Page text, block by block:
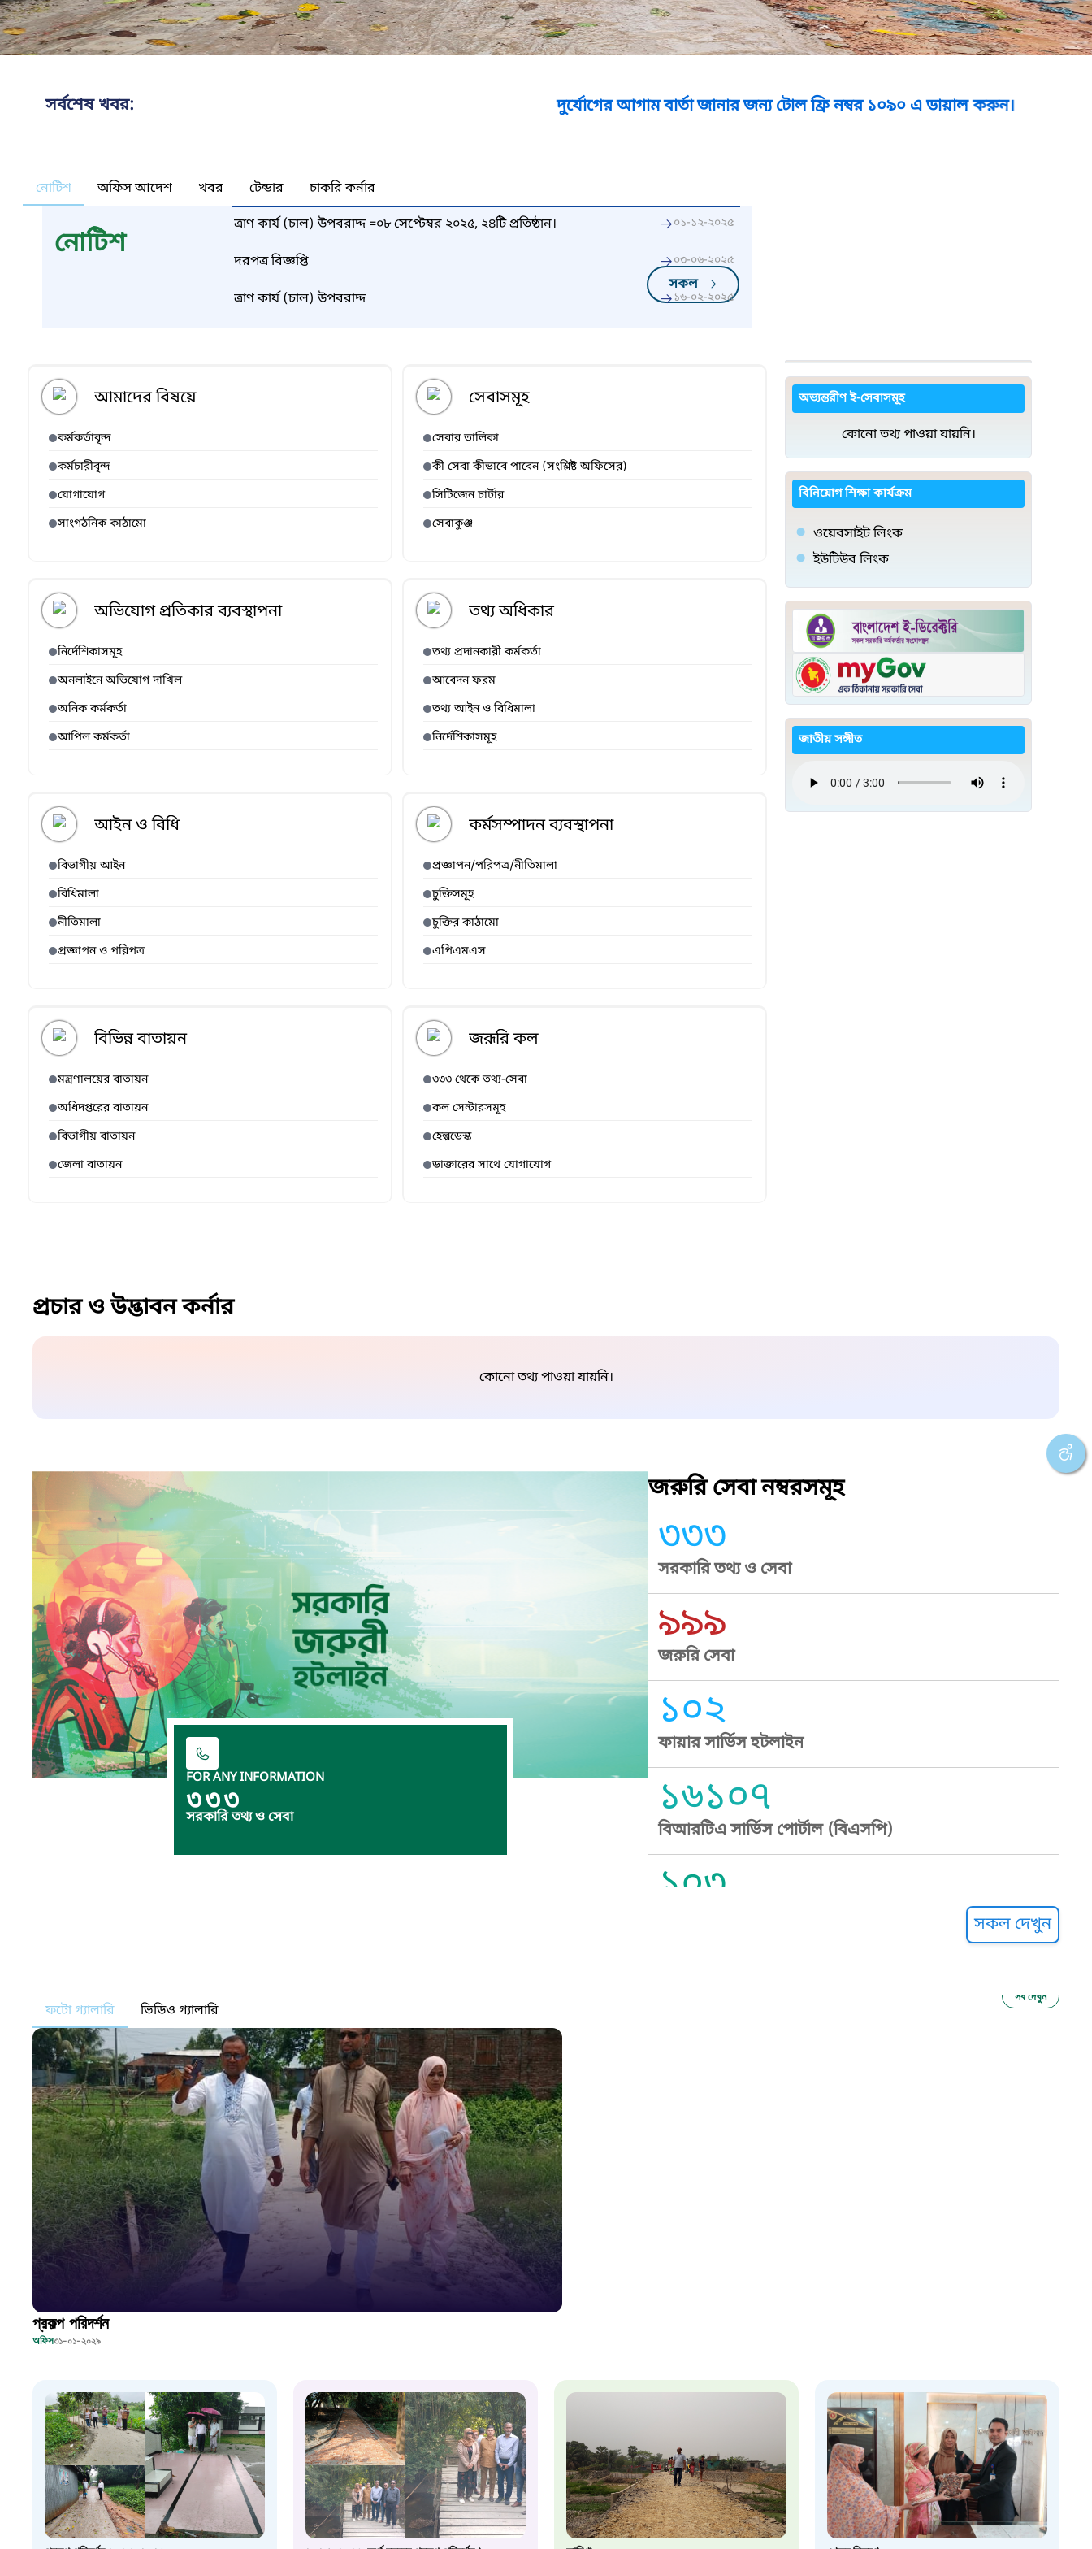
সর্বশেষ খবর: দুর্যোগের আগাম বার্তা জানার জন্য টোল ফ্রি নম্বর ১০৯০ এ ডায়াল করুন।
নোটিশ অফিস আদেশ খবর টেন্ডার চাকরি কর্নার
নোটিশ
সকল
ত্রাণ কার্য (চাল) উপবরাদ্দ =০৮ সেপ্টেম্বর ২০২৫, ২৪টি প্রতিষ্ঠান। ০১-১২-২০২৫
দরপত্র বিজ্ঞপ্তি ০৩-০৬-২০২৫
ত্রাণ কার্য (চাল) উপবরাদ্দ ১৬-০২-২০২৫
আমাদের বিষয়ে
কর্মকর্তাবৃন্দ
কর্মচারীবৃন্দ
যোগাযোগ
সাংগঠনিক কাঠামো
সেবাসমূহ
সেবার তালিকা
কী সেবা কীভাবে পাবেন (সংশ্লিষ্ট অফিসের)
সিটিজেন চার্টার
সেবাকুঞ্জ
অভিযোগ প্রতিকার ব্যবস্থাপনা
নির্দেশিকাসমূহ
অনলাইনে অভিযোগ দাখিল
অনিক কর্মকর্তা
আপিল কর্মকর্তা
তথ্য অধিকার
তথ্য প্রদানকারী কর্মকর্তা
আবেদন ফরম
তথ্য আইন ও বিধিমালা
নির্দেশিকাসমূহ
আইন ও বিধি
বিভাগীয় আইন
বিধিমালা
নীতিমালা
প্রজ্ঞাপন ও পরিপত্র
কর্মসম্পাদন ব্যবস্থাপনা
প্রজ্ঞাপন/পরিপত্র/নীতিমালা
চুক্তিসমূহ
চুক্তির কাঠামো
এপিএমএস
বিভিন্ন বাতায়ন
মন্ত্রণালয়ের বাতায়ন
অধিদপ্তরের বাতায়ন
বিভাগীয় বাতায়ন
জেলা বাতায়ন
জরূরি কল
৩৩৩ থেকে তথ্য-সেবা
কল সেন্টারসমূহ
হেল্পডেস্ক
ডাক্তারের সাথে যোগাযোগ
অভ্যন্তরীণ ই-সেবাসমূহ
কোনো তথ্য পাওয়া যায়নি।
বিনিয়োগ শিক্ষা কার্যক্রম
ওয়েবসাইট লিংক
ইউটিউব লিংক
জাতীয় সঙ্গীত
প্রচার ও উদ্ভাবন কর্নার
কোনো তথ্য পাওয়া যায়নি।
FOR ANY INFORMATION
৩৩৩
সরকারি তথ্য ও সেবা
জরুরি সেবা নম্বরসমূহ
৩৩৩
সরকারি তথ্য ও সেবা
৯৯৯
জরুরি সেবা
১০২
ফায়ার সার্ভিস হটলাইন
১৬১০৭
বিআরটিএ সার্ভিস পোর্টাল (বিএসপি)
১০৩
১৬১০৯
বাংলাদেশ কর্মচারী কল্যাণ বোর্ড হটলাইন
০১৯০৮৮৮৮৮৮৮
মাদকদ্রব্য নিয়ন্ত্রণ হটলাইন
সকল দেখুন
ফটো গ্যালারি ভিডিও গ্যালারি
সব দেখুন
প্রকল্প পরিদর্শন
অফিস৩১-০১-২০২৯